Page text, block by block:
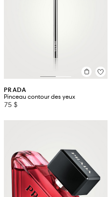
PRADA
Pinceau contour des yeux
75 $